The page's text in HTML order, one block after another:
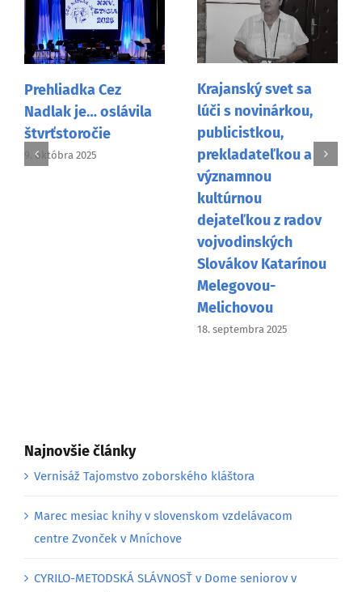
Prehliadka Cez
Nadlak je… oslávila
štvrťstoročie
9. októbra 2025
Krajanský svet sa
lúči s novinárkou,
publicistkou,
prekladateľkou a
významnou
kultúrnou
dejateľkou z radov
vojvodinských
Slovákov Katarínou
Melegovou-
Melichovou
18. septembra 2025
Najnovšie články
Vernisáž Tajomstvo zoborského kláštora
Marec mesiac knihy v slovenskom vzdelávacom
centre Zvonček v Mníchove
CYRILO-METODSKÁ SLÁVNOSŤ v Dome seniorov v